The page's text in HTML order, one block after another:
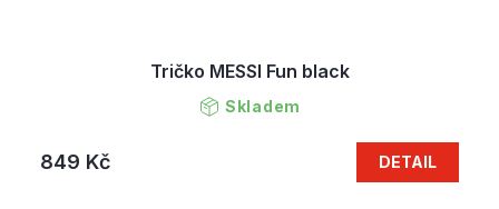
Tričko MESSI Fun black
Skladem
849 Kč DETAIL